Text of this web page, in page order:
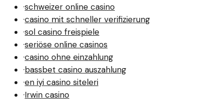
·schweizer online casino
·casino mit schneller verifizierung
·sol casino freispiele
·seriöse online casinos
·casino ohne einzahlung
·bassbet casino auszahlung
·en iyi casino siteleri
·Irwin casino